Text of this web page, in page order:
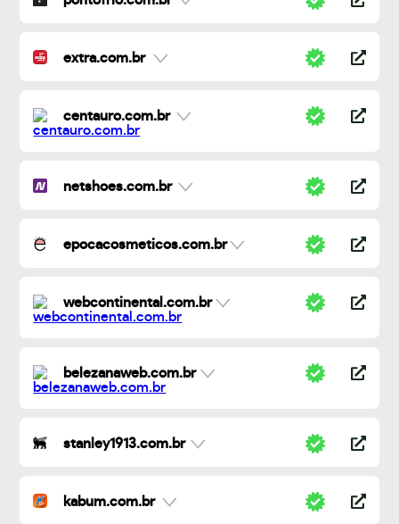
extra.com.br
centauro.com.br
netshoes.com.br
epocacosmeticos.com.br
webcontinental.com.br
belezanaweb.com.br
stanley1913.com.br
kabum.com.br